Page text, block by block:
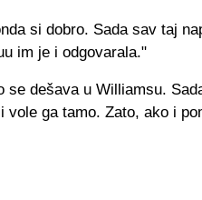
si dobro. Sada sav taj
im je i odgovarala."
dešava u Williamsu.
ga tamo. Zato, ako i